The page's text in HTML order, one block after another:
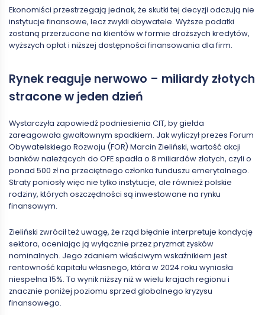
Ekonomiści przestrzegają jednak, że skutki tej decyzji odczują nie
instytucje finansowe, lecz zwykli obywatele. Wyższe podatki
zostaną przerzucone na klientów w formie droższych kredytów,
wyższych opłat i niższej dostępności finansowania dla firm.
Rynek reaguje nerwowo – miliardy złotych
stracone w jeden dzień
Wystarczyła zapowiedź podniesienia CIT, by giełda
zareagowała gwałtownym spadkiem. Jak wyliczył prezes Forum
Obywatelskiego Rozwoju (FOR) Marcin Zieliński, wartość akcji
banków należących do OFE spadła o 8 miliardów złotych, czyli o
ponad 500 zł na przeciętnego członka funduszu emerytalnego.
Straty poniosły więc nie tylko instytucje, ale również polskie
rodziny, których oszczędności są inwestowane na rynku
finansowym.
Zieliński zwrócił też uwagę, że rząd błędnie interpretuje kondycję
sektora, oceniając ją wyłącznie przez pryzmat zysków
nominalnych. Jego zdaniem właściwym wskaźnikiem jest
rentowność kapitału własnego, która w 2024 roku wyniosła
niespełna 15%. To wynik niższy niż w wielu krajach regionu i
znacznie poniżej poziomu sprzed globalnego kryzysu
finansowego.